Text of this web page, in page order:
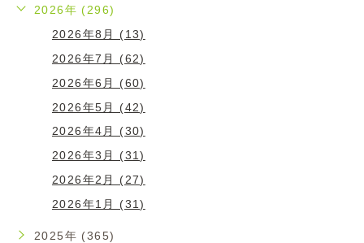
2026年 (296)
2026年8月 (13)
2026年7月 (62)
2026年6月 (60)
2026年5月 (42)
2026年4月 (30)
2026年3月 (31)
2026年2月 (27)
2026年1月 (31)
2025年 (365)